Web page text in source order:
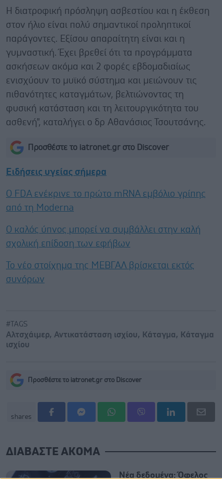
Η διατροφική πρόσληψη ασβεστίου και η έκθεση
στον ήλιο είναι πολύ σημαντικοί προληπτικοί
παράγοντες. Εξίσου απαραίτητη είναι και η
γυμναστική. Έχει βρεθεί ότι τα προγράμματα
ασκήσεων ακόμα και 2 φορές εβδομαδιαίως
ενισχύουν το μυϊκό σύστημα και μειώνουν τις
πιθανότητες καταγμάτων, βελτιώνοντας τη
φυσική κατάσταση και τη λειτουργικότητα του
ασθενή", καταλήγει ο δρ Αθανάσιος Τσουτσάνης.
Προσθέστε το iatronet.gr στο Discover
Ειδήσεις υγείας σήμερα
Ο FDA ενέκρινε το πρώτο mRNA εμβόλιο γρίπης
από τη Moderna
Ο καλός ύπνος μπορεί να συμβάλλει στην καλή
σχολική επίδοση των εφήβων
Το νέο στοίχημα της ΜΕΒΓΑΛ βρίσκεται εκτός
συνόρων
#TAGS
Αλτσχάιμερ, Αντικατάσταση ισχίου, Κάταγμα,
Κάταγμα
ισχίου
Προσθέστε το iatronet.gr στο Discover
shares
ΔΙΑΒΑΣΤΕ ΑΚΟΜΑ
Νέα δεδομένα: Όφελος